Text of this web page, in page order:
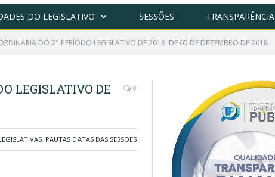
DO LEGISLATIVO SESSÕES TRANSPARÊNCIA
DO 2° PERÍODO LEGISLATIVO DE 2018, DE 05 DE DEZEMBRO DE 2018
LEGISLATIVO DE
0
, PAUTAS E ATAS DAS SESSÕES